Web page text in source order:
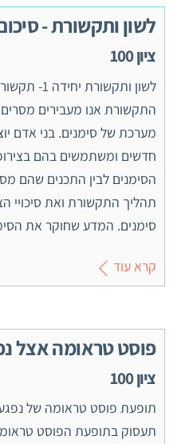
לשון ותקשורת -
ציון 100
לשון
התקשורת אנו מעבירים
מערכת של סימנים. בני אדם
חדשים ומשתמשים בהם
הסימנים לבין התכנים שהם
תהליך התקשורת ואת סיכויי
סימנים. המדע שחוקר את
קרא עוד
פוסט טראומה אצל
ציון 100
תופעת פוסט טראומה של
תעסוק בתופעת הפוסט